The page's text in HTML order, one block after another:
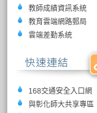
教師成績資訊系統
教育雲端網路郵局
雲端差勤系統
168交通安全入口網
與彰化師大共享專區